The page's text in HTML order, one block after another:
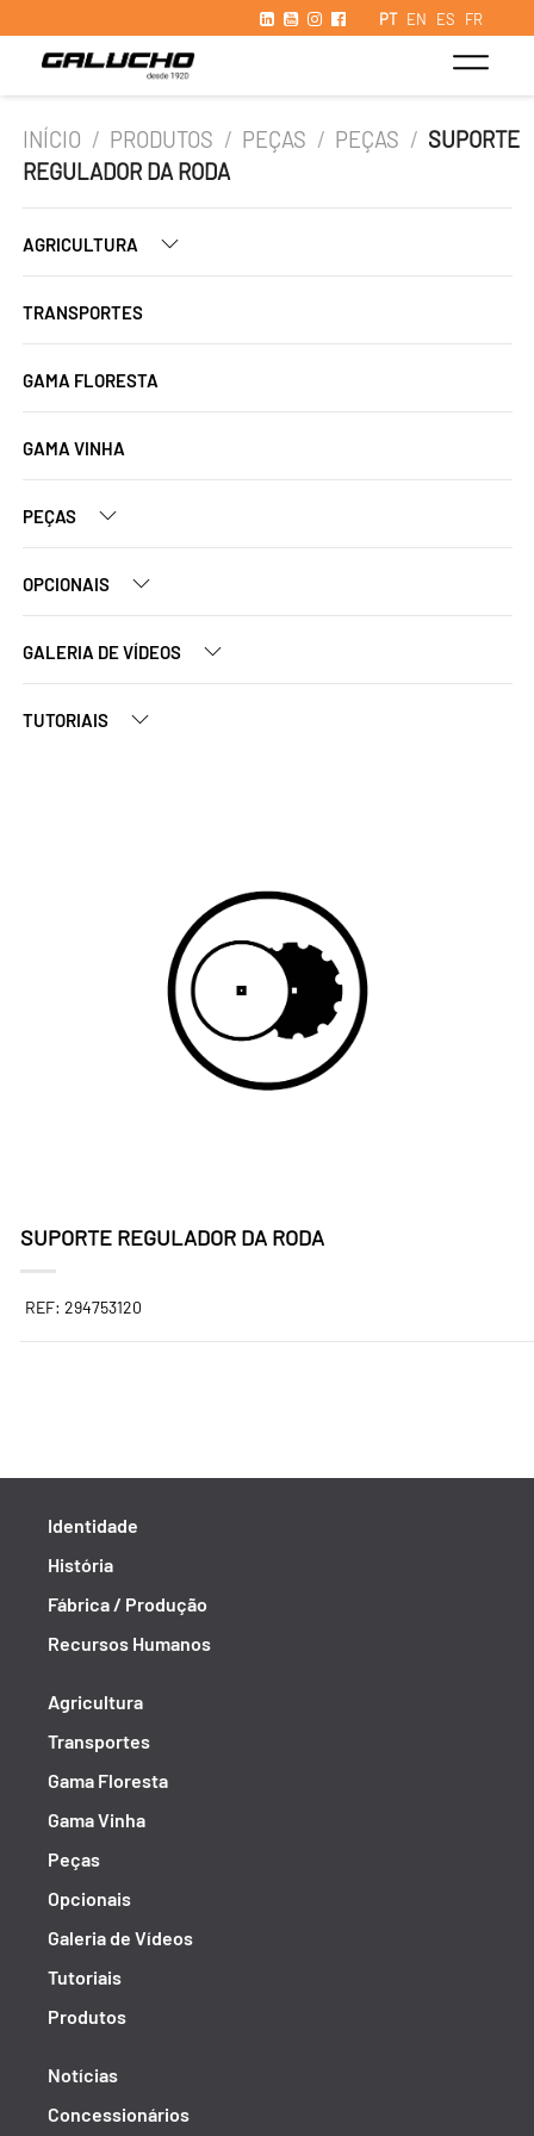
PT EN ES FR
INÍCIO / PRODUTOS / PEÇAS / PEÇAS / SUPORTE
REGULADOR DA RODA
AGRICULTURA
TRANSPORTES
GAMA FLORESTA
GAMA VINHA
PEÇAS
OPCIONAIS
GALERIA DE VÍDEOS
TUTORIAIS
SUPORTE REGULADOR DA RODA
REF: 294753120
Identidade
História
Fábrica / Produção
Recursos Humanos
Agricultura
Transportes
Gama Floresta
Gama Vinha
Peças
Opcionais
Galeria de Vídeos
Tutoriais
Produtos
Notícias
Concessionários